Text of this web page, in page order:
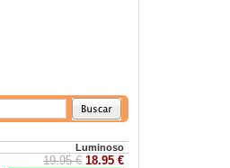
Luminoso
19.95 € 18.95 €